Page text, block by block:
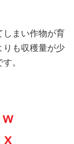
しまい作物が育
りも収穫量が少
。